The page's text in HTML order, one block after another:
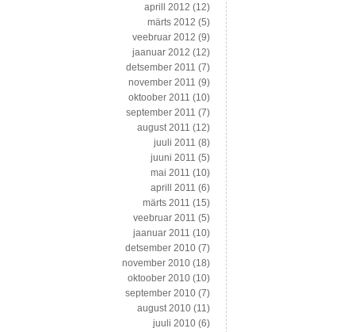
aprill 2012 (12)
märts 2012 (5)
veebruar 2012 (9)
jaanuar 2012 (12)
detsember 2011 (7)
november 2011 (9)
oktoober 2011 (10)
september 2011 (7)
august 2011 (12)
juuli 2011 (8)
juuni 2011 (5)
mai 2011 (10)
aprill 2011 (6)
märts 2011 (15)
veebruar 2011 (5)
jaanuar 2011 (10)
detsember 2010 (7)
november 2010 (18)
oktoober 2010 (10)
september 2010 (7)
august 2010 (11)
juuli 2010 (6)